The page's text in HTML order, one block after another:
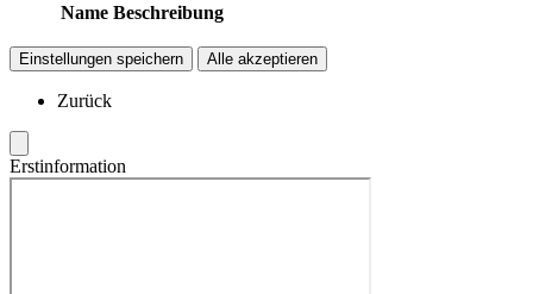
Name Beschreibung
Einstellungen speichern Alle akzeptieren
Zurück
Erstinformation